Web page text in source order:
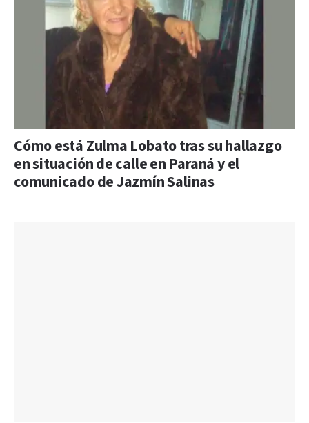
Cómo está Zulma Lobato tras su hallazgo
en situación de calle en Paraná y el
comunicado de Jazmín Salinas